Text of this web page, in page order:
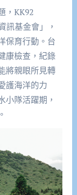
，KK92
訊基金會」，
保育行動。台
康檢查，紀錄
將親眼所見轉
護海洋的力
小隊活躍期，